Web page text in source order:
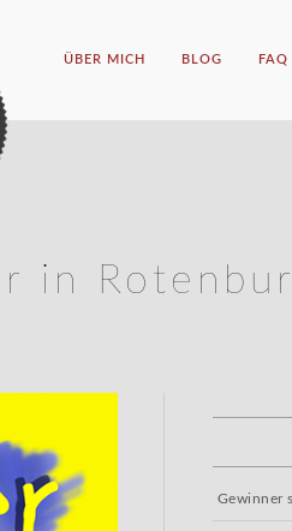
ÜBER MICH BLOG FAQ
in
Gewinner